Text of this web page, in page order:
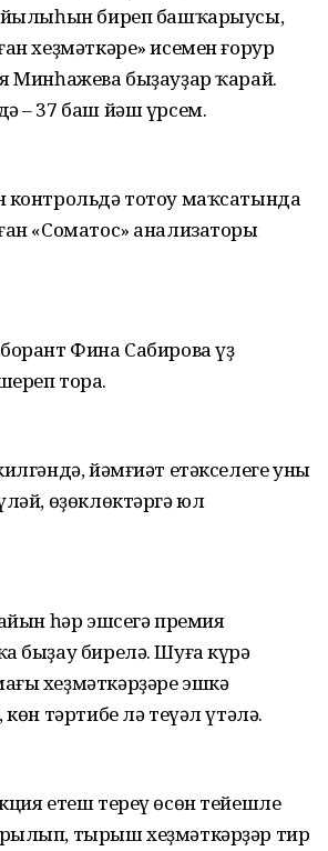
йылыһын биреп башҡарыусы,
хеҙмәткәре» исемен ғорур
Минһажева быҙауҙар ҡарай.
– 37 баш йәш үрсем.
тотоу маҡсатында
«Соматос» анализаторы
Фина Сабирова үҙ
тора.
йәмғиәт етәкселеге уны
өҙөклөктәргә юл
һәр эшсегә премия
быҙау бирелә. Шуға күрә
хеҙмәткәрҙәре эшкә
тәртибе лә теүәл үтәлә.
етеш тереү өсөн тейешле
тырыш хеҙмәткәрҙәр тир